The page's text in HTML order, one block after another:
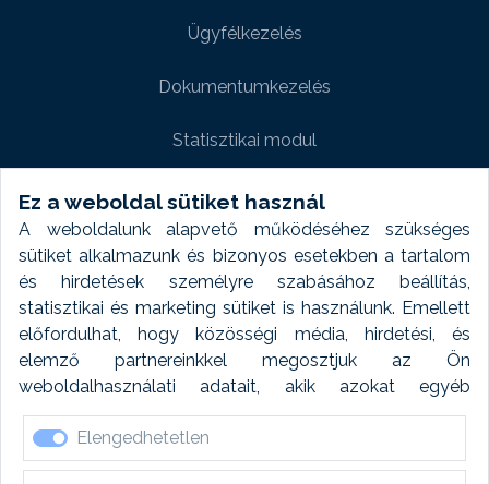
Ez a weboldal sütiket használ
A weboldalunk alapvető működéséhez szükséges
sütiket alkalmazunk és bizonyos esetekben a tartalom
és hirdetések személyre szabásához beállítás,
statisztikai és marketing sütiket is használunk. Emellett
előfordulhat, hogy közösségi média, hirdetési, és
elemző partnereinkkel megosztjuk az Ön
weboldalhasználati adatait, akik azokat egyéb
forrásokból gyűjtött adatokkal kombinálhatják. A sütik
elfogadásával kapcsolatosan naplózást végzünk és
ezen adatokat 6 hónap után automatikusan töröljük. A
Elengedhetetlen
Ügyfélkezelés
Dokumentumkezelés
Statisztikai modul
Weboldal modul
Fényképtár extra modul
Autómosó modul
Feladatütemezés